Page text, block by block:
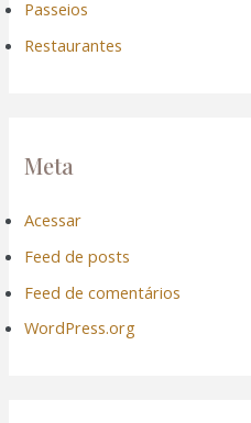
Passeios
Restaurantes
Meta
Acessar
Feed de posts
Feed de comentários
WordPress.org